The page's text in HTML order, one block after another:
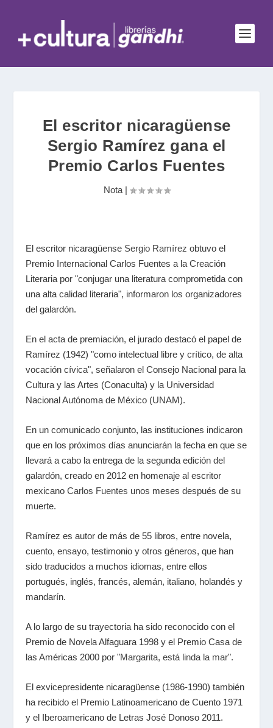
El escritor nicaragüense
Sergio Ramírez gana el
Premio Carlos Fuentes
Nota|
El escritor nicaragüense Sergio Ramírez obtuvo el
Premio Internacional Carlos Fuentes a la Creación
Literaria por "conjugar una literatura comprometida con
una alta calidad literaria", informaron los organizadores
del galardón.
En el acta de premiación, el jurado destacó el papel de
Ramírez (1942) "como intelectual libre y crítico, de alta
vocación cívica", señalaron el Consejo Nacional para la
Cultura y las Artes (Conaculta) y la Universidad
Nacional Autónoma de México (UNAM).
En un comunicado conjunto, las instituciones indicaron
que en los próximos días anunciarán la fecha en que se
llevará a cabo la entrega de la segunda edición del
galardón, creado en 2012 en homenaje al escritor
mexicanoCarlos Fuentes unos meses después de su
muerte.
Ramírez es autor de más de 55 libros, entre novela,
cuento, ensayo, testimonio y otros géneros, que han
sido traducidos a muchos idiomas, entre ellos
portugués, inglés, francés, alemán, italiano, holandés y
mandarín.
A lo largo de su trayectoria ha sido reconocido con el
Premio de Novela Alfaguara 1998 y el Premio Casa de
las Américas 2000 por "Margarita, está linda la mar".
El exvicepresidente nicaragüense (1986-1990) también
ha recibido el Premio Latinoamericano de Cuento 1971
y el Iberoamericano de Letras José Donoso 2011.